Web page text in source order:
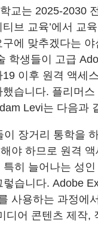
교는 2025-2030
브 교육’에서 교
에 맞추겠다는
학생들이 고급
이후 원격 액세
습니다. 플리머
Levi는 다음과
이 장거리 통학을
야 하므로 원격
특히 늘어나는 성
렇습니다. Adobe
사용하는 과정에
디어 콘텐츠 제작,